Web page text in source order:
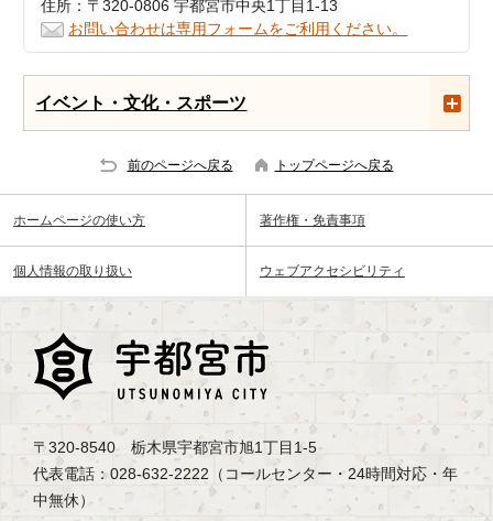
住所：〒320-0806 宇都宮市中央1丁目1-13
お問い合わせは専用フォームをご利用ください。
イベント・文化・スポーツ
前のページへ戻る トップページへ戻る
ホームページの使い方 著作権・免責事項
個人情報の取り扱い ウェブアクセシビリティ
〒320-8540 栃木県宇都宮市旭1丁目1-5
代表電話：028-632-2222（コールセンター・24時間対応・年
中無休）